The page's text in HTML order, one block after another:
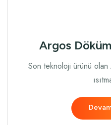
Argos
Son teknoloji ürünü